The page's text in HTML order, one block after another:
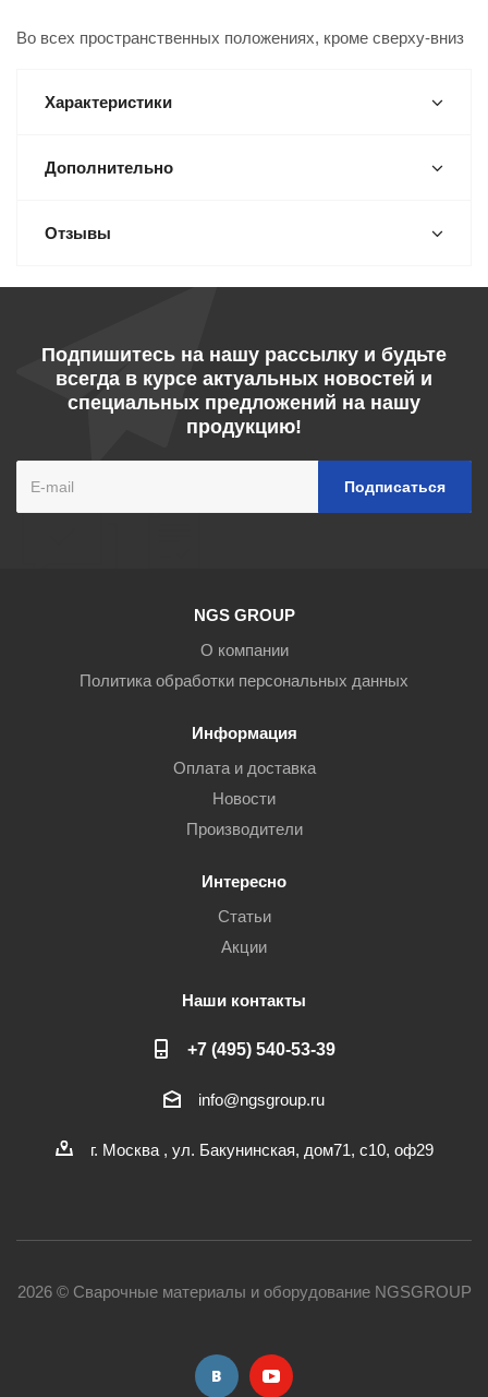
Во всех пространственных положениях, кроме сверху-вниз
Характеристики
Дополнительно
Отзывы
Подпишитесь на нашу рассылку и будьте
всегда в курсе актуальных новостей и
специальных предложений на нашу
продукцию!
NGS GROUP
О компании
Политика обработки персональных данных
Информация
Оплата и доставка
Новости
Производители
Интересно
Статьи
Акции
Наши контакты
+7 (495) 540-53-39
info@ngsgroup.ru
г. Москва , ул. Бакунинская, дом71, с10, оф29
2026 © Сварочные материалы и оборудование NGSGROUP